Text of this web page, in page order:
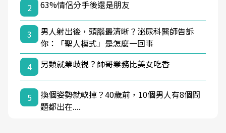
2 63%情侶分手後還是朋友
3
男人射出後，頭腦最清晰？泌尿科醫師告訴
你：「聖人模式」是怎麼一回事
4
另類就業歧視？帥哥業務比美女吃香
5
換個姿勢就軟掉？40歲前，10個男人有8個問
題都出在....